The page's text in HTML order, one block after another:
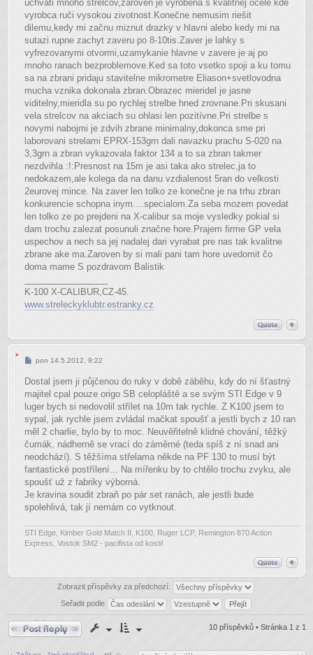
uchvati mnoho strelcov,zaroven je vyrobena s kvalitnej ocele kde
vyrobca ruči vysokou zivotnost.Konečne nemusim riešit
dilemu,kedy mi začnu miznut drazky v hlavni alebo kedy mi na
sutazi rupne zachyt zaveru po 8-10tis.Zaver je lahky s
vyfrezovanymi otvormi,uzamykanie hlavne v zavere je aj po
mnoho ranach bezproblemove.Ked sa toto vsetko spoji a ku tomu
sa na zbrani pridaju stavitelne mikrometre Eliason+svetlovodna
mucha vznika dokonala zbran.Obrazec mieridel je jasne
viditelny,mieridla su po rychlej strelbe hned zrovnane.Pri skusani
vela strelcov na akciach su ohlasi len pozitívne.Pri strelbe s
novymi nabojmi je zdvih zbrane minimalny,dokonca sme pri
laborovani strelami EPRX-153grn dali navazku prachu S-020 na
3,3grn a zbran vykazovala faktor 134 a to sa zbran takmer
nezdvihla :!:Presnost na 15m je asi taka ako strelec,ja to
nedokazem,ale kolega da na danu vzdialenost 5ran do velkosti
2eurovej mince. Na zaver len tolko ze konečne je na trhu zbran
konkurencie schopna inym....specialom.Za seba mozem povedat
len tolko ze po prejdeni na X-calibur sa moje vysledky pokial si
dam trochu zalezat posunuli značne hore.Prajem firme GP vela
uspechov a nech sa jej nadalej dari vyrabat pre nas tak kvalitne
zbrane ake ma.Zaroven by si mali pani tam hore uvedomit čo
doma mame S pozdravom Balistik
K-100 X-CALIBUR,CZ-45.
www.streleckyklubtr.estranky.cz
Příspěvek
pon 14.5.2012, 9:22
Dostal jsem ji půjčenou do ruky v době záběhu, kdy do ní šťastný
majitel cpal pouze origo SB celopláště a se svým STI Edge v 9
luger bych si nedovolil střílet na 10m tak rychle. Z K100 jsem to
sypal, jak rychle jsem zvládal mačkat spoušť a jestli bych z 10 ran
měl 2 charlie, bylo by to moc. Neuvěřitelně klidné chování, těžký
čumák, nádherně se vrací do záměrné (teda spíš z ní snad ani
neodchází). S těžšíma střelama někde na PF 130 to musí být
fantastické postřílení... Na mířenku by to chtělo trochu zvyku, ale
spoušť už z fabriky výborná.
Je kravina soudit zbraň po pár set ranách, ale jestli bude
spolehlivá, tak jí nemám co vytknout.
STI Edge, Kimber Gold Match II, K100, Ruger LCP, Remington 870 Action
Express, Vostok SM2 - pacifista od kosti!
Zobrazit příspěvky za předchozí:
Seřadit podle
Odpovědět 10 příspěvků • Stránka 1 z 1